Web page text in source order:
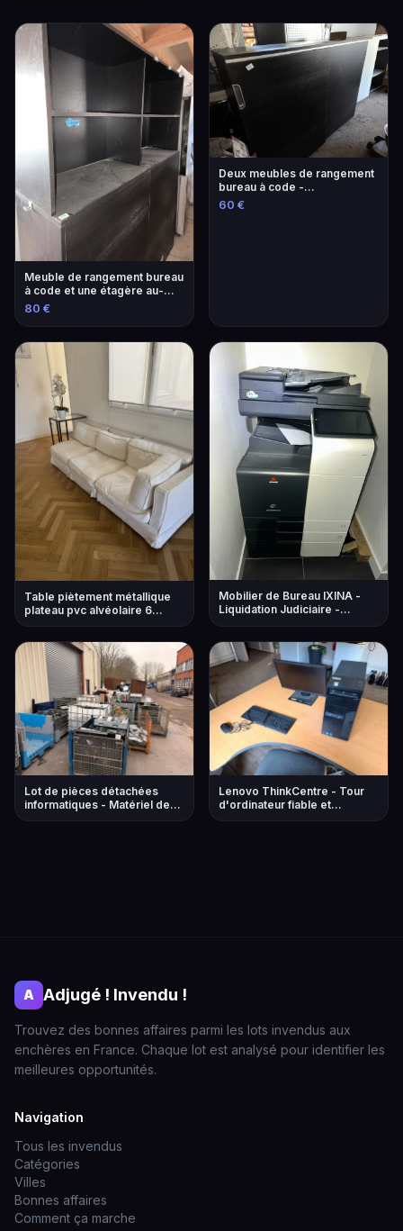
Meuble de rangement bureau
à code et une étagère au-
dessus. FRAIS 14,28 %
L'HOTEL DES VENTES,...
80 €
Deux meubles de rangement
bureau à code -
L.160/P.45/H.122,5 pour le
noir et H. 120,5 pour le blanc.
60 €
Table piètement métallique
plateau pvc alvéolaire 6
Canapé tissu gr...
Mobilier de Bureau IXINA -
Liquidation Judiciaire -
Lot de pièces détachées
informatiques - Matériel de
bureau varié
Lenovo ThinkCentre - Tour
d'ordinateur fiable et
performant
A Adjugé ! Invendu !
Trouvez des bonnes affaires parmi les lots invendus aux
enchères en France. Chaque lot est analysé pour identifier les
meilleures opportunités.
Navigation
Tous les invendus
Catégories
Villes
Bonnes affaires
Comment ça marche